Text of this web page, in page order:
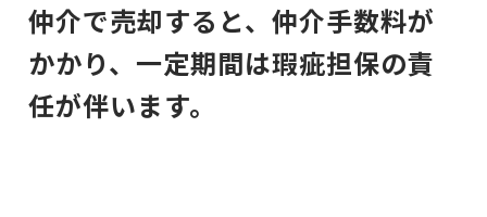
仲介で売却すると、仲介手数料が
かかり、一定期間は瑕疵担保の責
任が伴います。